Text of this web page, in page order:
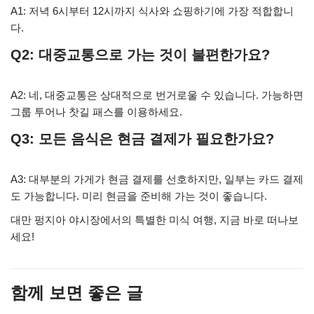
A1: 저녁 6시부터 12시까지 식사와 쇼핑하기에 가장 적합합니
다.
Q2: 대중교통으로 가는 것이 불편한가요?
A2: 네, 대중교통은 상대적으로 번거로울 수 있습니다. 가능하면
그룹 투어나 찻길 패스를 이용하세요.
Q3: 모든 음식은 현금 결제가 필요한가요?
A3: 대부분의 가게가 현금 결제를 선호하지만, 일부는 카드 결제
도 가능합니다. 미리 현금을 준비해 가는 것이 좋습니다.
대만 펑지아 야시장에서의 특별한 미식 여행, 지금 바로 떠나보
세요!
함께 보면 좋은 글